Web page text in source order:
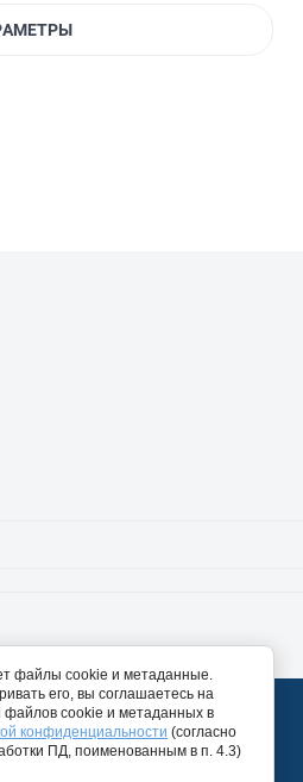
ИП Чернышова И.А.
файлы cookie и метаданные.
его, вы соглашаетесь на
файлов cookie и метаданных в
конфиденциальности (согласно
ПД, поименованным в п. 4.3)